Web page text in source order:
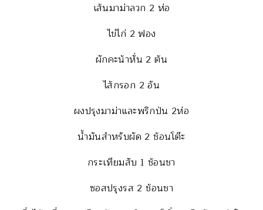
เส้นมาม่าลวก 2 ห่อ
ไข่ไก่ 2 ฟอง
ผักคะน้าหั่น 2 ต้น
ไส้กรอก 2 อัน
ผงปรุงมาม่าและพริกป่น 2ห่อ
น้ำมันสำหรับผัด 2 ช้อนโต๊ะ
กระเทียมสับ 1 ช้อนชา
ซอสปรุงรส 2 ช้อนชา